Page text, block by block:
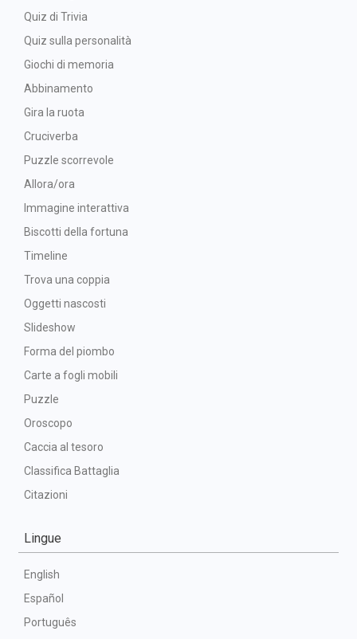
Quiz di Trivia
Quiz sulla personalità
Giochi di memoria
Abbinamento
Gira la ruota
Cruciverba
Puzzle scorrevole
Allora/ora
Immagine interattiva
Biscotti della fortuna
Timeline
Trova una coppia
Oggetti nascosti
Slideshow
Forma del piombo
Carte a fogli mobili
Puzzle
Oroscopo
Caccia al tesoro
Classifica Battaglia
Citazioni
Lingue
English
Español
Português